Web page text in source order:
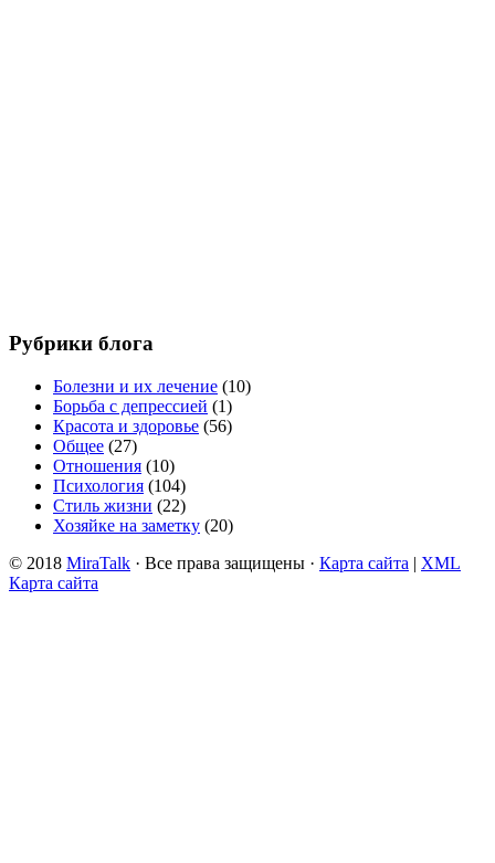
Рубрики блога
Болезни и их лечение (10)
Борьба с депрессией (1)
Красота и здоровье (56)
Общее (27)
Отношения (10)
Психология (104)
Стиль жизни (22)
Хозяйке на заметку (20)
© 2018 MiraTalk · Все права защищены · Карта сайта | XML
Карта сайта